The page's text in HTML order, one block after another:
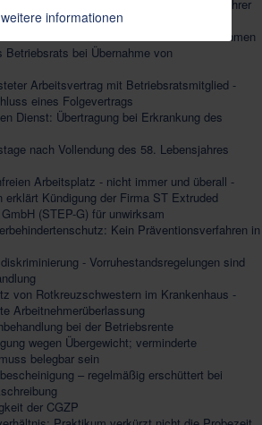
persönliche Haftung der GmbH-Geschäftsführer
Aufstellung von Beurteilungsgrundsätzen
Gesundheitsschutz durch externes Unternehmen
Betriebsrats bei Übernahme von
Arbeitsvertrag mit Betriebsratsmitglied -
eines Folgevertrags
Dienst: Übertragung bei Erkrankung des
nach Vollendung des 58. Lebensjahres
Arbeitsplatz - nicht immer und überall -
erklärt Kündigung der Firma ST Extruded
(STEP-G) für unwirksam
Kein Präventionsverfahren in
- Vorruhestandsregelungen sind
von Rotkreuzschwestern im Krankenhaus -
Arbeitnehmerüberlassung
bei der Betriebsrente
wegen Übergewicht; verminderte
belegbar sein
– regelmäßig erschüttert bei
der CGZP
weitere informationen